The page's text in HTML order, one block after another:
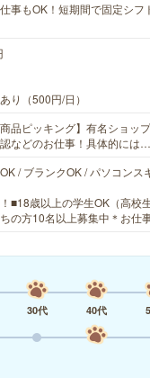
事もOK！短期間で固定シフ
り（500円/日）
商品ピッキング】有名ショッ
などのお仕事！具体的に
/ ブランクOK / パソコンス
■18歳以上の学生OK（高校
の方10名以上募集中＊お仕
30代 40代